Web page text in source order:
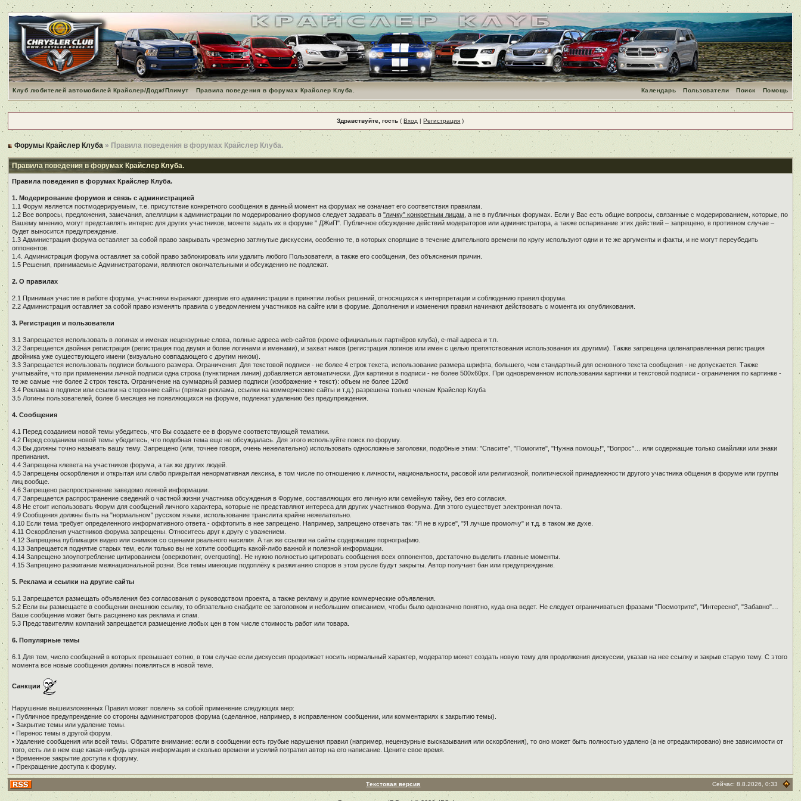
Клуб любителей автомобилей Крайслер/Додж/Плимут Правила поведения в форумах Крайслер Клуба. Помощь
Поиск
Пользователи
Календарь
Здравствуйте, гость (Вход |Регистрация )
Форумы Крайслер Клуба » Правила поведения в форумах Крайслер Клуба.
Правила поведения в форумах Крайслер Клуба.
Правила поведения в форумах Крайслер Клуба.
1. Модерирование форумов и связь с администрацией
1.1 Форум является постмодерируемым, т.е. присутствие конкретного сообщения в данный момент на форумах не означает его соответствия правилам.
1.2 Все вопросы, предложения, замечания, апелляции к администрации по модерированию форумов следует задавать в"личку" конкретным лицам , а не в публичных форумах. Если у Вас есть общие вопросы, связанные с модерированием, которые, по
Вашему мнению, могут представлять интерес для других участников, можете задать их в форуме " ДЖиП". Публичное обсуждение действий модераторов или администратора, а также оспаривание этих действий – запрещено, в противном случае –
будет выносится предупреждение.
1.3 Администрация форума оставляет за собой право закрывать чрезмерно затянутые дискуссии, особенно те, в которых спорящие в течение длительного времени по кругу используют одни и те же аргументы и факты, и не могут переубедить
оппонентов.
1.4. Администрация форума оставляет за собой право заблокировать или удалить любого Пользователя, а также его сообщения, без объяснения причин.
1.5 Решения, принимаемые Администраторами, являются окончательными и обсуждению не подлежат.
2. О правилах
2.1 Принимая участие в работе форума, участники выражают доверие его администрации в принятии любых решений, относящихся к интерпретации и соблюдению правил форума.
2.2 Администрация оставляет за собой право изменять правила с уведомлением участников на сайте или в форуме. Дополнения и изменения правил начинают действовать с момента их опубликования.
3. Регистрация и пользователи
3.1 Запрещается использовать в логинах и именах нецензурные слова, полные адреса web-сайтов (кроме официальных партнёров клуба), e-mail адреса и т.п.
3.2 Запрещается двойная регистрация (регистрация под двумя и более логинами и именами), и захват ников (регистрация логинов или имен с целью препятствования использования их другими). Также запрещена целенаправленная регистрация
двойника уже существующего имени (визуально совпадающего с другим ником).
3.3 Запрещается использовать подписи большого размера. Ограничения: Для текстовой подписи - не более 4 строк текста, использование размера шрифта, большего, чем стандартный для основного текста сообщения - не допускается. Также
учитывайте, что при применении личной подписи одна строка (пунктирная линия) добавляется автоматически. Для картинки в подписи - не более 500x60px. При одновременном использовании картинки и текстовой подписи - ограничения по картинке -
те же самые +не более 2 строк текста. Ограничение на суммарный размер подписи (изображение + текст): объем не более 120кб
3.4 Реклама в подписи или ссылки на сторонние сайты (прямая реклама, ссылки на коммерческие сайты и т.д.) разрешена только членам Крайслер Клуба
3.5 Логины пользователей, более 6 месяцев не появляющихся на форуме, подлежат удалению без предупреждения.
4. Сообщения
4.1 Перед созданием новой темы убедитесь, что Вы создаете ее в форуме соответствующей тематики.
4.2 Перед созданием новой темы убедитесь, что подобная тема еще не обсуждалась. Для этого используйте поиск по форуму.
4.3 Вы должны точно называть вашу тему. Запрещено (или, точнее говоря, очень нежелательно) использовать односложные заголовки, подобные этим: "Спасите", "Помогите", "Нужна помощь!", "Вопрос"… или содержащие только смайлики или знаки
препинания.
4.4 Запрещена клевета на участников форума, а так же других людей.
4.5 Запрещены оскорбления и открытая или слабо прикрытая ненормативная лексика, в том числе по отношению к личности, национальности, расовой или религиозной, политической принадлежности другого участника общения в форуме или группы
лиц вообще.
4.6 Запрещено распространение заведомо ложной информации.
4.7 Запрещается распространение сведений о частной жизни участника обсуждения в Форуме, составляющих его личную или семейную тайну, без его согласия.
4.8 Не стоит использовать Форум для сообщений личного характера, которые не представляют интереса для других участников Форума. Для этого существует электронная почта.
4.9 Сообщения должны быть на "нормальном" русском языке, использование транслита крайне нежелательно.
4.10 Если тема требует определенного информативного ответа - оффтопить в нее запрещено. Например, запрещено отвечать так: "Я не в курсе", "Я лучше промолчу" и т.д. в таком же духе.
4.11 Оскорбления участников форума запрещены. Относитесь друг к другу с уважением.
4.12 Запрещена публикация видео или снимков со сценами реального насилия. А так же ссылки на сайты содержащие порнографию.
4.13 Запрещается поднятие старых тем, если только вы не хотите сообщить какой-либо важной и полезной информации.
4.14 Запрещено злоупотребление цитированием (оверквотинг, overquoting). Не нужно полностью цитировать сообщения всех оппонентов, достаточно выделить главные моменты.
4.15 Запрещено разжигание межнациональной розни. Все темы имеющие подоплёку к разжиганию споров в этом русле будут закрыты. Автор получает бан или предупреждение.
5. Реклама и ссылки на другие сайты
5.1 Запрещается размещать объявления без согласования с руководством проекта, а также рекламу и другие коммерческие объявления.
5.2 Если вы размещаете в сообщении внешнюю ссылку, то обязательно снабдите ее заголовком и небольшим описанием, чтобы было однозначно понятно, куда она ведет. Не следует ограничиваться фразами "Посмотрите", "Интересно", "Забавно"…
Ваше сообщение может быть расценено как реклама и спам.
5.3 Представителям компаний запрещается размещение любых цен в том числе стоимость работ или товара.
6. Популярные темы
6.1 Для тем, число сообщений в которых превышает сотню, в том случае если дискуссия продолжает носить нормальный характер, модератор может создать новую тему для продолжения дискуссии, указав на нее ссылку и закрыв старую тему. С этого
момента все новые сообщения должны появляться в новой теме.
Санкции
Нарушение вышеизложенных Правил может повлечь за собой применение следующих мер:
• Публичное предупреждение со стороны администраторов форума (сделанное, например, в исправленном сообщении, или комментариях к закрытию темы).
• Закрытие темы или удаление темы.
• Перенос темы в другой форум.
• Удаление сообщения или всей темы. Обратите внимание: если в сообщении есть грубые нарушения правил (например, нецензурные высказывания или оскорбления), то оно может быть полностью удалено (а не отредактировано) вне зависимости от
того, есть ли в нем еще какая-нибудь ценная информация и сколько времени и усилий потратил автор на его написание. Цените свое время.
• Временное закрытие доступа к форуму.
• Прекращение доступа к форуму.
Текстовая версия Сейчас: 8.8.2026, 0:33